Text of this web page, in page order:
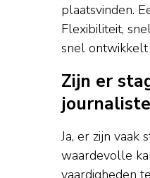
plaatsvinden.
Flexibiliteit,
snel ontwikkelt
Zijn er
Ja, er zijn vaak
waardevolle